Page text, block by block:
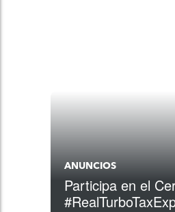
ANUNCIOS
Participa en el